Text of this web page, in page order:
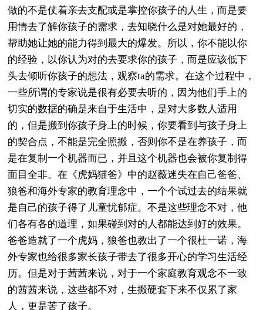
做的不是仗着亲去支配或是掌控你孩子的人生，而是要
用情去了解你孩子的需求，去知晓什么是对她最好的，
帮助她让她的能力得到最大的爆发。所以，你不能以你
的经验，以你认为对的去要求你的孩子，而是应该低下
头去倾听你孩子的想法，观察ta的需求。在这个过程中，
一些所谓的专家说是很有必要去听的，因为他们手上的
切实的数据的确是来自于生活中，是对大多数人适用
的，但是搬到你孩子身上的时候，你要看到与孩子身上
的契合点，不能是完全照搬，否则你不是在养孩子，而
是在复制一个机器而已，并且这个机器也会被你复制得
面目全非。在《虎妈猫爸》中的赵薇迷失在自己爸爸、
狼爸和海外专家的教育理念中，一个个试过去的结果就
是自己的孩子得了儿童忧郁症。不是这些理念不对，他
们各有各的道理，如果碰到对的人都能达到好的效果。
爸爸造就了一个虎妈，狼爸也教出了一个很杜一诺，海
外专家也给很多家长孩子带去了很多开心的学习生活经
历。但是对于茜茜来说，对于一个家庭教育观念不一致
的茜茜来说，这些都不对，生搬硬套下来不仅累了家
人，更是苦了孩子。